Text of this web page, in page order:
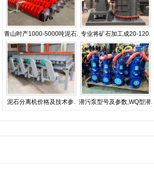
青山时产1000-5000吨泥石. 专业将矿石加工成20-120.
泥石分离机价格及技术参. 潜污泵型号及参数,WQ型潜.